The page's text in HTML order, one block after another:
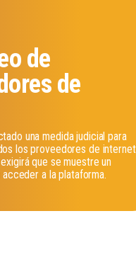
de
de
una medida judicial para
los proveedores de internet
que se muestre un
a la plataforma.